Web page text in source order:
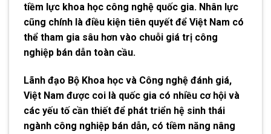
tiềm lực khoa học công nghệ quốc gia. Nhân lực
cũng chính là điều kiện tiên quyết để Việt Nam có
thể tham gia sâu hơn vào chuỗi giá trị công
nghiệp bán dẫn toàn cầu.
Lãnh đạo Bộ Khoa học và Công nghệ đánh giá,
Việt Nam được coi là quốc gia có nhiều cơ hội và
các yếu tố cần thiết để phát triển hệ sinh thái
ngành công nghiệp bán dẫn, có tiềm năng nâng